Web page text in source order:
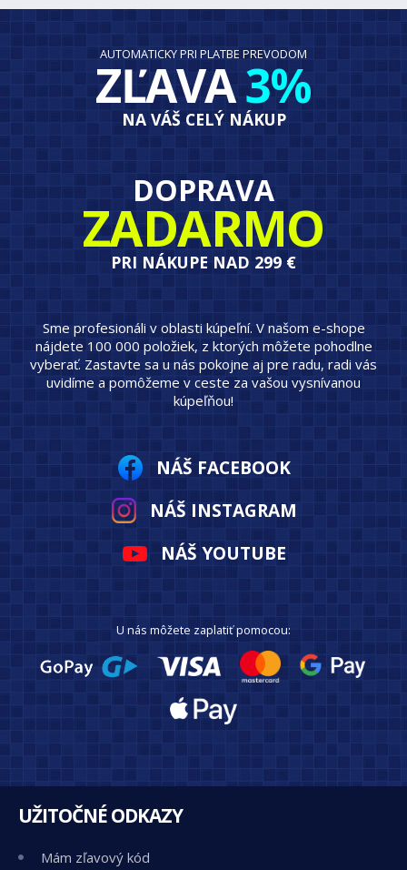
AUTOMATICKY PRI PLATBE PREVODOM
ZĽAVA3%
NA VÁŠ CELÝ NÁKUP
DOPRAVA
ZADARMO
PRI NÁKUPE NAD 299 €
Sme profesionáli v oblasti kúpeľní. V našom e-shope
nájdete 100 000 položiek, z ktorých môžete pohodlne
vyberať. Zastavte sa u nás pokojne aj pre radu, radi vás
uvidíme a pomôžeme v ceste za vašou vysnívanou
kúpeľňou!
NÁŠ FACEBOOK
NÁŠ INSTAGRAM
NÁŠ YOUTUBE
U nás môžete zaplatiť pomocou:
UŽITOČNÉ ODKAZY
Mám zľavový kód